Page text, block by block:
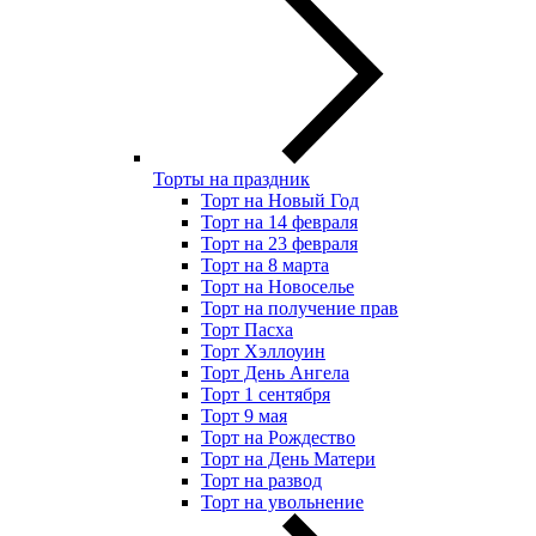
Торты на праздник
Торт на Новый Год
Торт на 14 февраля
Торт на 23 февраля
Торт на 8 марта
Торт на Новоселье
Торт на получение прав
Торт Пасха
Торт Хэллоуин
Торт День Ангела
Торт 1 сентября
Торт 9 мая
Торт на Рождество
Торт на День Матери
Торт на развод
Торт на увольнение